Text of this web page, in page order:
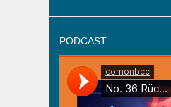
PODCAST